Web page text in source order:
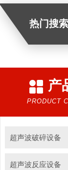
热门搜索
产
PRODUCT
超声波破碎设备
超声波反应设备